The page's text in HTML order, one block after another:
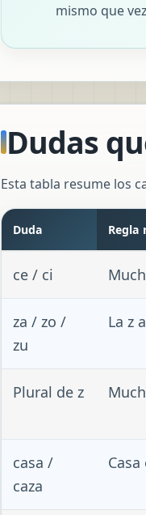
mismo que
Dudas
Esta tabla resume los
Duda Regla
ce / ci
za / zo /
zu
La z
Plural de z
casa /
caza